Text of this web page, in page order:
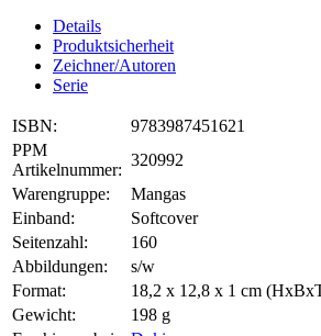
Details
Produktsicherheit
Zeichner/Autoren
Serie
ISBN:
9783987451621
PPM
Artikelnummer:
320992
Warengruppe:
Mangas
Einband:
Softcover
Seitenzahl:
160
Abbildungen:
s/w
Format:
18,2 x 12,8 x 1 cm
Gewicht:
198 g